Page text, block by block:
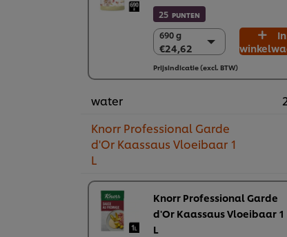
25 PUNTEN
690 g
€24,62
690 g
€24,62
2 x 690 g
€49,25
In
Prijsindicatie (excl. BTW)
water
Knorr Professional Garde
d'Or Kaassaus Vloeibaar 1
L
Knorr Professional Garde
d'Or Kaassaus Vloeibaar 1
L